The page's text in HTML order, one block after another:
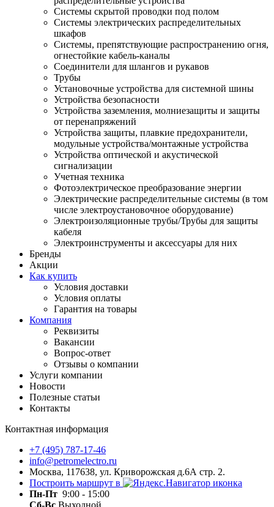
Системы скрытой проводки под полом
Системы электрических распределительных
шкафов
Системы, препятствующие распространению огня,
огнестойкие кабель-каналы
Соединители для шлангов и рукавов
Трубы
Установочные устройства для системной шины
Устройства безопасности
Устройства заземления, молниезащиты и защиты
от перенапряжений
Устройства защиты, плавкие предохранители,
модульные устройства/монтажные устройства
Устройства оптической и акустической
сигнализации
Учетная техника
Фотоэлектрическое преобразование энергии
Электрические распределительные системы (в том
числе электроустановочное оборудование)
Электроизоляционные трубы/Трубы для защиты
кабеля
Электроинструменты и аксессуары для них
Бренды
Акции
Как купить
Условия доставки
Условия оплаты
Гарантия на товары
Компания
Реквизиты
Вакансии
Вопрос-ответ
Отзывы о компании
Услуги компании
Новости
Полезные статьи
Контакты
Контактная информация
+7 (495) 787-17-46
info@petromelectro.ru
Москва, 117638, ул. Криворожская д.6А стр. 2.
Построить маршрут в
Пн-Пт 9:00 - 15:00
Сб-Вс Выходной